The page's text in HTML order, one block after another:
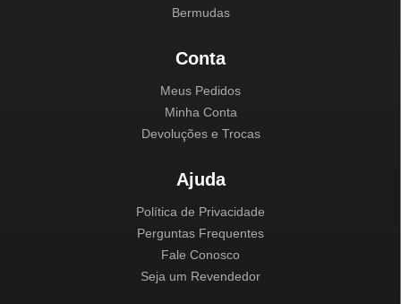
Bermudas
Conta
Meus Pedidos
Minha Conta
Devoluções e Trocas
Ajuda
Política de Privacidade
Perguntas Frequentes
Fale Conosco
Seja um Revendedor